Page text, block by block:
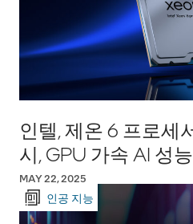
인텔, 제온 6 프로세
시, GPU 가속 AI 성
MAY 22, 2025
인공 지능